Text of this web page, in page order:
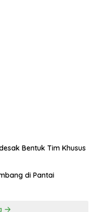
Bentuk Tim Khusus
di Pantai